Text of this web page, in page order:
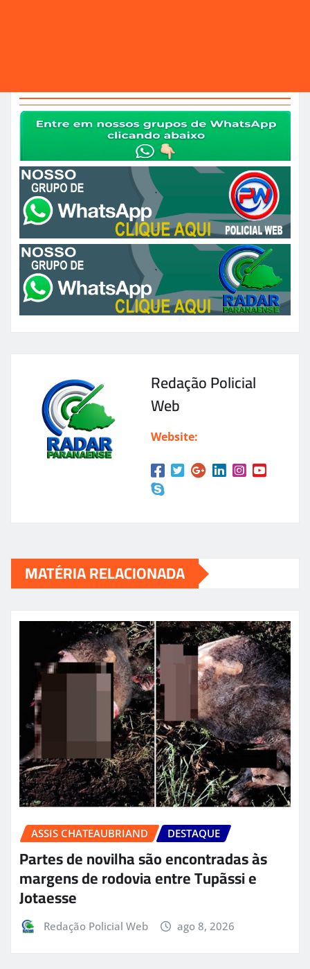
Redação Policial
Web
Website:
MATÉRIA RELACIONADA
ASSIS CHATEAUBRIAND DESTAQUE
Partes de novilha são encontradas às
margens de rodovia entre Tupãssi e
Jotaesse
Redação Policial Web ago 8, 2026